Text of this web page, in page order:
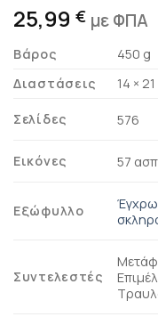
25,99 € με ΦΠΑ
Βάρος
450 g
Διαστάσεις
14 ×
Σελίδες 576
Εικόνες 57
Εξώφυλλο
Συντελεστές